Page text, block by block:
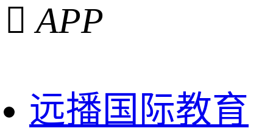
 APP
远播国际教育